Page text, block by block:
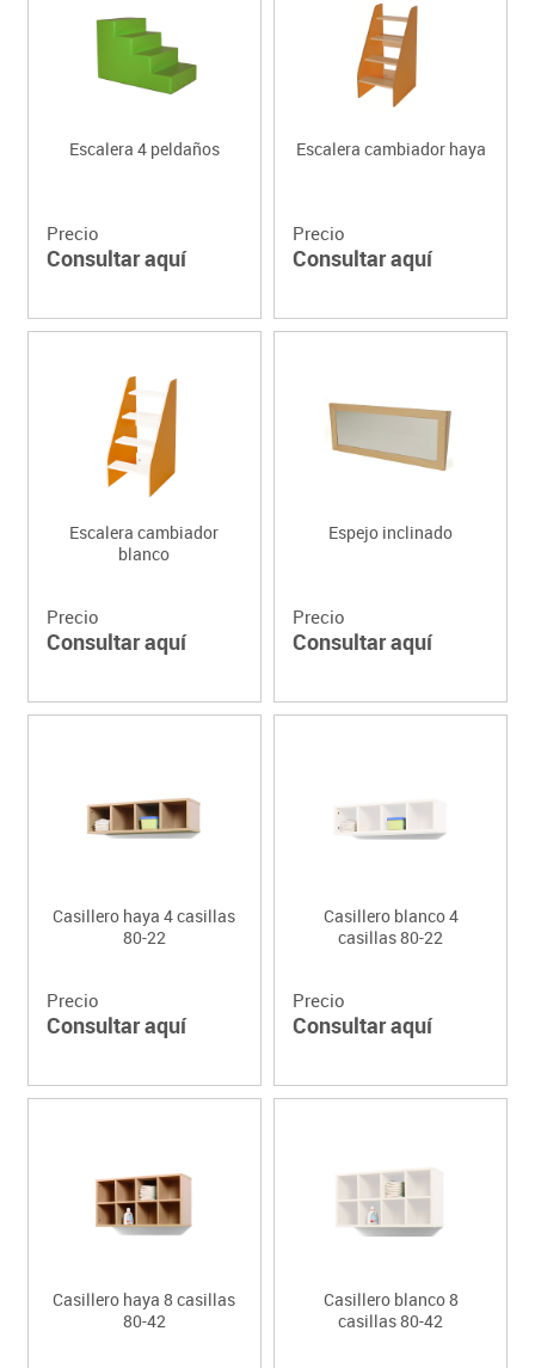
Escalera 4 peldaños
Precio
Consultar aquí
Escalera cambiador haya
Precio
Consultar aquí
Escalera cambiador
blanco
Precio
Consultar aquí
Espejo inclinado
Precio
Consultar aquí
Casillero haya 4 casillas
80-22
Precio
Consultar aquí
Casillero blanco 4
casillas 80-22
Precio
Consultar aquí
Casillero haya 8 casillas
80-42
Casillero blanco 8
casillas 80-42